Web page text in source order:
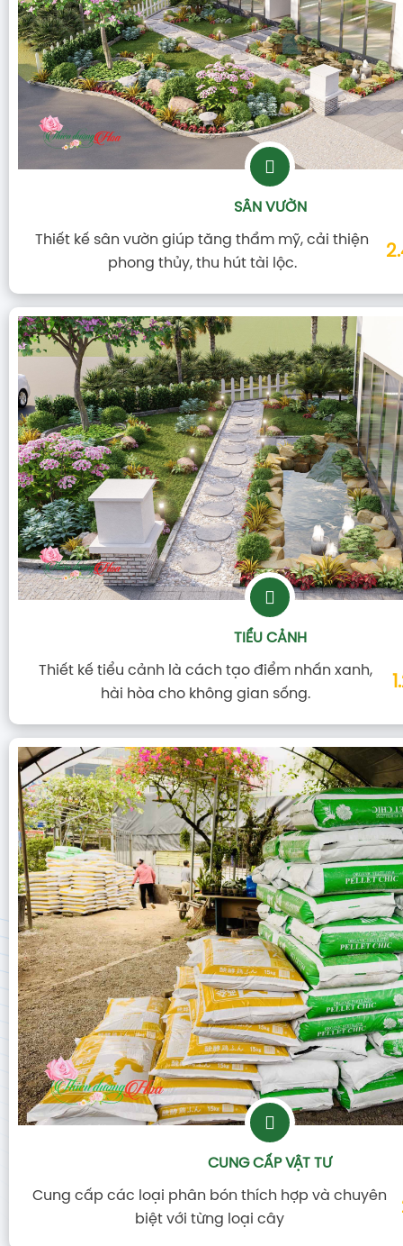
SÂN VƯỜN
Thiết kế sân vườn giúp tăng thẩm mỹ, cải thiện
phong thủy, thu hút tài lộc.
TIỂU CẢNH
Thiết kế tiểu cảnh là cách tạo điểm nhấn xanh,
hài hòa cho không gian sống.
CUNG CẤP VẬT TƯ
Cung cấp các loại phân bón thích hợp và chuyên
biệt với từng loại cây